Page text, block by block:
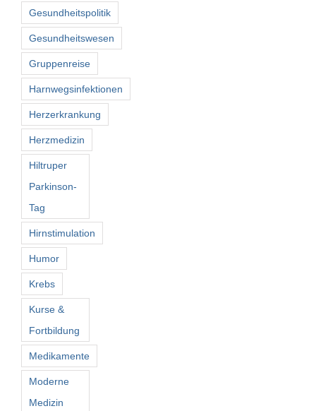
Gesundheitspolitik
Gesundheitswesen
Gruppenreise
Harnwegsinfektionen
Herzerkrankung
Herzmedizin
Hiltruper
Parkinson-
Tag
Hirnstimulation
Humor
Krebs
Kurse &
Fortbildung
Medikamente
Moderne
Medizin